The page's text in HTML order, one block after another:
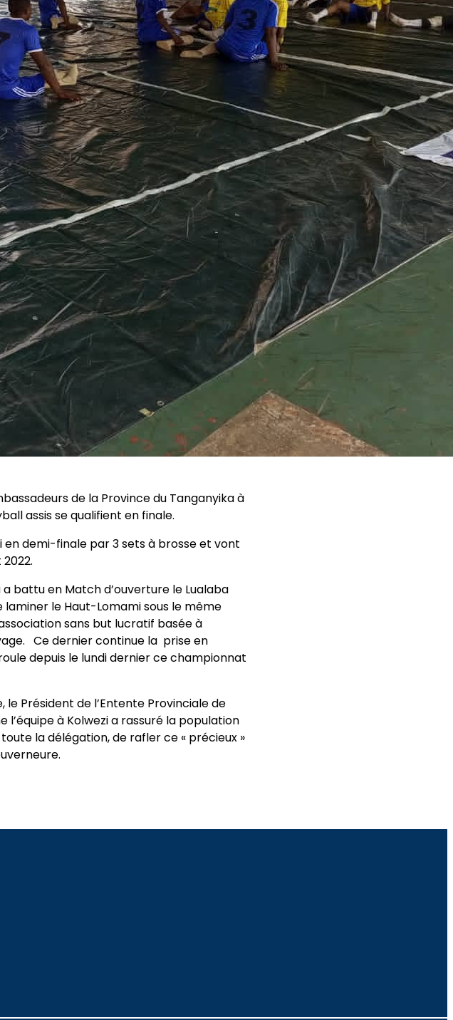
de la Province du Tanganyika à
assis se qualifient en finale.
demi-finale par 3 sets à brosse et vont
battu en Match d’ouverture le Lualaba
laminer le Haut-Lomami sous le même
sans but lucratif basée à
Ce dernier continue la prise en
depuis le lundi dernier ce championnat
Président de l’Entente Provinciale de
l’équipe à Kolwezi a rassuré la population
la délégation, de rafler ce « précieux »